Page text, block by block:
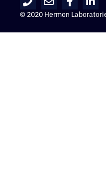
© 2020 Hermon